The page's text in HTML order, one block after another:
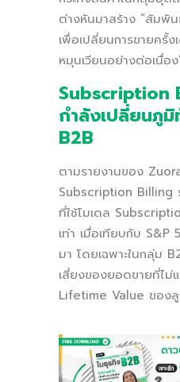
ต่างหันมาสร้าง “สัมพัน
เพื่อเปลี่ยนการขายครั้ง
หมุนเวียนอย่างต่อเนื่อง
Subscription
กำลังเปลี่ยนภู
B2B
ตามรายงานของ
Subscription Billing
ที่ใช้โมเดล
เท่า เมื่อเทียบกับ S&P
มา โดยเฉพาะในกลุ่ม
เสี่ยงของยอดขายที่ไม่
Lifetime Value ของ